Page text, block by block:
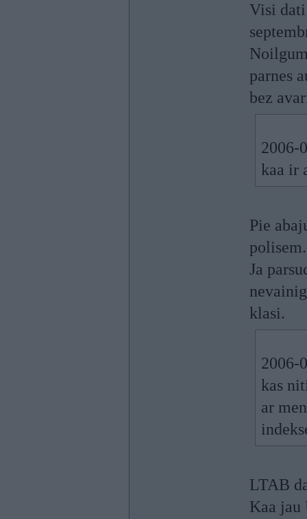
Visi dati
parnes
bez
2006-
kaa ir
Pie
polisem.
Ja
klasi.
2006-
kas
ar
LTAB
Kaa jau